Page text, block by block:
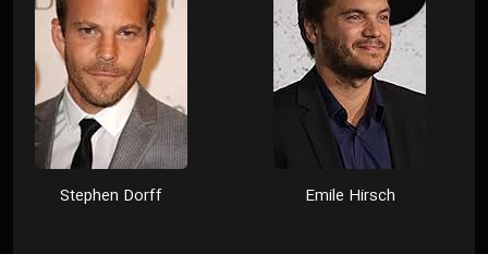
Emile Hirsch
Stephen Dorff